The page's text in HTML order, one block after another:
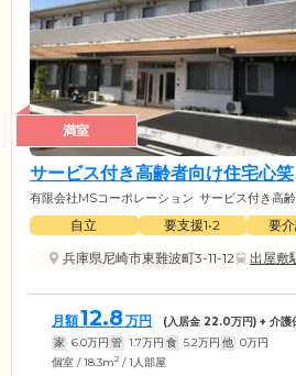
満室
サービス付き高齢者向け住宅心笑
有限会社MSコーポレーション サービス付き高
自立 要支援1•2 要
兵庫県尼崎市東難波町3-11-12
出屋敷
月額12.8 万円 (入居金 22.0万円) + 介護
家 6.0万円 管 1.7万円 食 5.2万円 他 0万円
個室 / 18.3m2 / 1人部屋